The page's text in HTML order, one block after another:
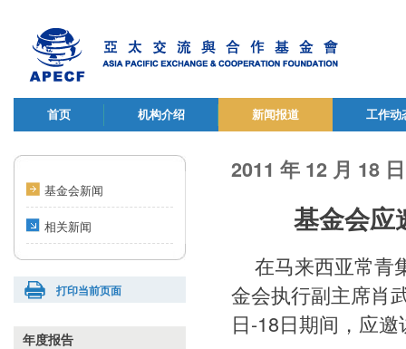
首页 机构介绍 新闻报道 工作动
基金会新闻
相关新闻
打印当前页面
年度报告
2011 年 12 月 18 日
基金会应
在马来西亚常青
金会执行副主席肖
日-18日期间，应